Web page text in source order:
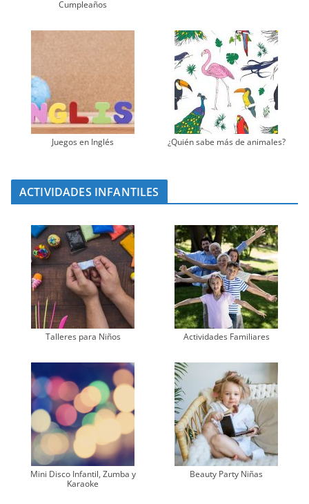
Cumpleaños
Juegos en Inglés ¿Quién sabe más de animales?
ACTIVIDADES INFANTILES
Talleres para Niños Actividades Familiares
Mini Disco Infantil, Zumba y
Karaoke
Beauty Party Niñas